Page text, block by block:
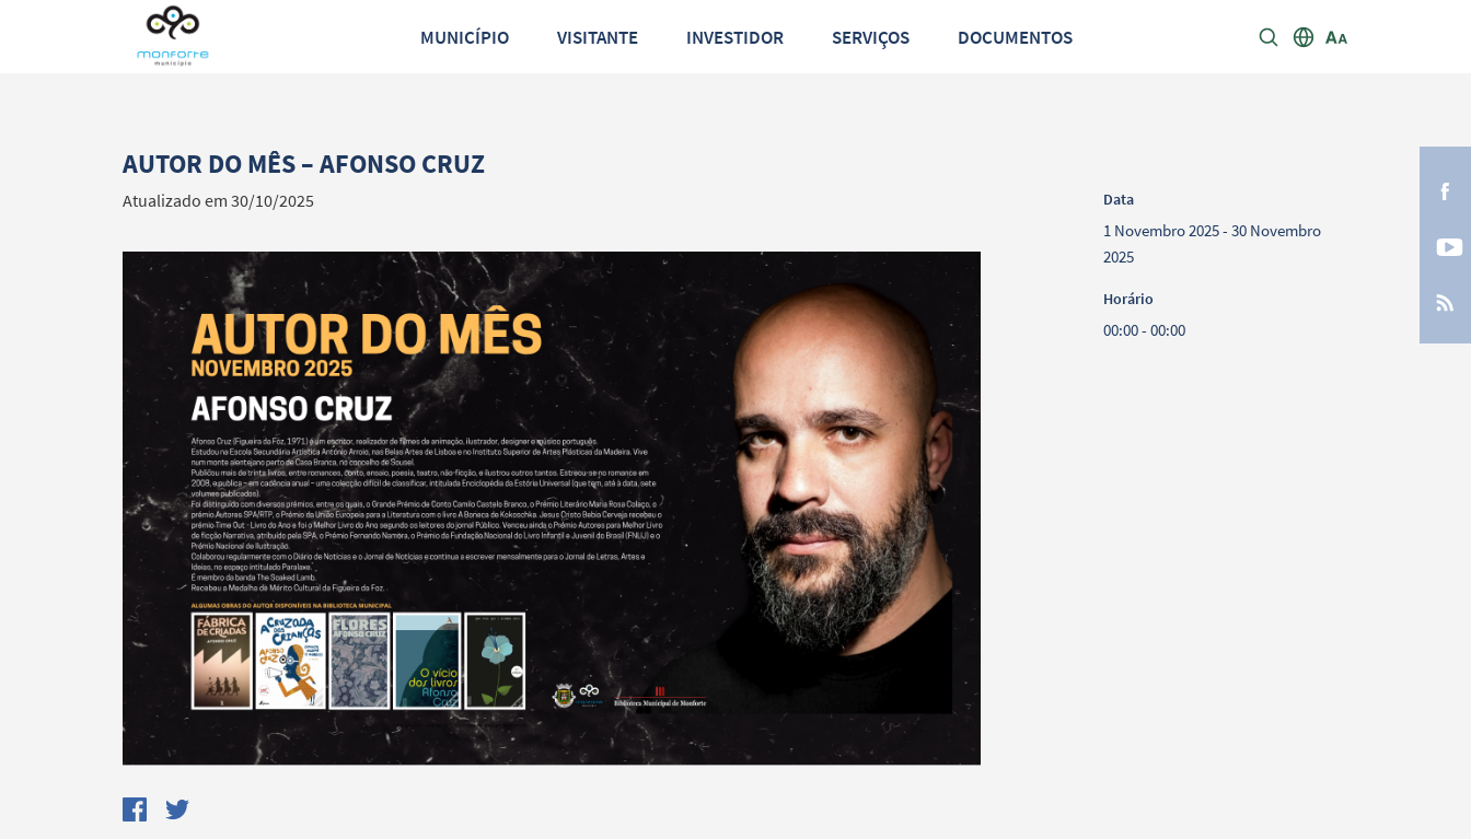
MUNICÍPIO VISITANTE INVESTIDOR SERVIÇOS DOCUMENTOS
Termo de Pesquisa
Categorias gerais
AUTOR DO MÊS – AFONSO CRUZ
Atualizado em 30/10/2025 Data
1 Novembro 2025 - 30 Novembro
2025
Horário
00:00 - 00:00